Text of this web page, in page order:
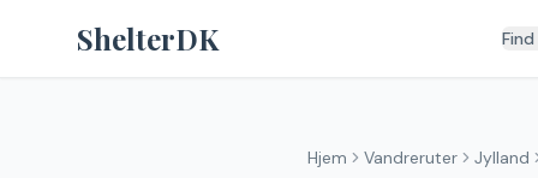
ShelterDK
Hjem Vandreruter Jylland